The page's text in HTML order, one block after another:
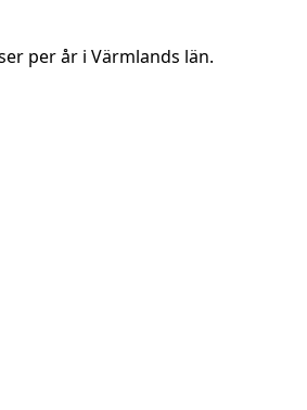
per år i Värmlands län.